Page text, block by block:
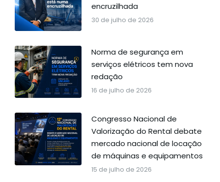
encruzilhada
30 de julho de 2026
Norma de segurança em
serviços elétricos tem nova
redação
16 de julho de 2026
Congresso Nacional de
Valorização do Rental debate
mercado nacional de locação
de máquinas e equipamentos
15 de julho de 2026